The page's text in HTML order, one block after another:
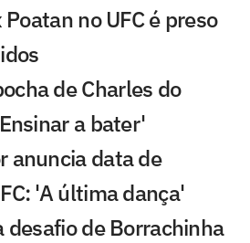
no UFC é preso
de Charles do
a bater'
anuncia data de
'A última dança'
desafio de Borrachinha